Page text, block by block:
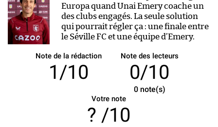
Europa quand Unai Emery coache un
des clubs engagés. La seule solution
qui pourrait régler ça : une finale entre
le Séville FC et une équipe d’Emery.
Note de la rédaction
1/10
Note des lecteurs
0/10
0note(s)
Votre note
/10